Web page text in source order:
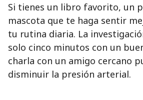
Si tienes un libro favorito, un
mascota que te haga sentir
tu rutina diaria. La
solo cinco minutos con un
charla con un amigo cercano
disminuir la presión arterial.